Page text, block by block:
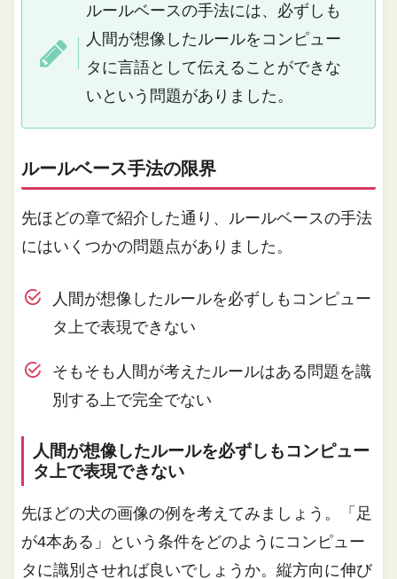
ルールベースの手法には、必ずしも
人間が想像したルールをコンピュー
タに言語として伝えることができな
いという問題がありました。
ルールベース手法の限界
先ほどの章で紹介した通り、ルールベースの手法
にはいくつかの問題点がありました。
人間が想像したルールを必ずしもコンピュー
タ上で表現できない
そもそも人間が考えたルールはある問題を識
別する上で完全でない
人間が想像したルールを必ずしもコンピュー
タ上で表現できない
先ほどの犬の画像の例を考えてみましょう。「足
が4本ある」という条件をどのようにコンピュー
タに識別させれば良いでしょうか。縦方向に伸び